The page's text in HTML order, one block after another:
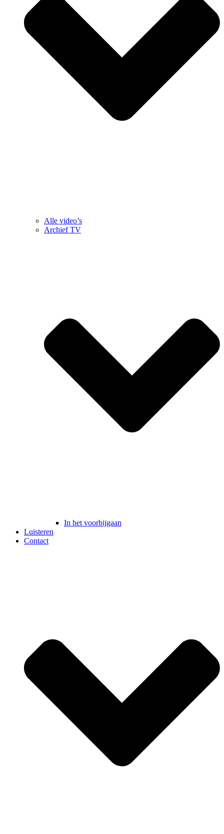
Alle video’s
Archief TV
In het voorbijgaan
Luisteren
Contact